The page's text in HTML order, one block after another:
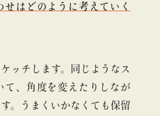
せはどのように考えていく
ッチします。同じようなス
て、角度を変えたりしなが
。うまくいかなくても保留